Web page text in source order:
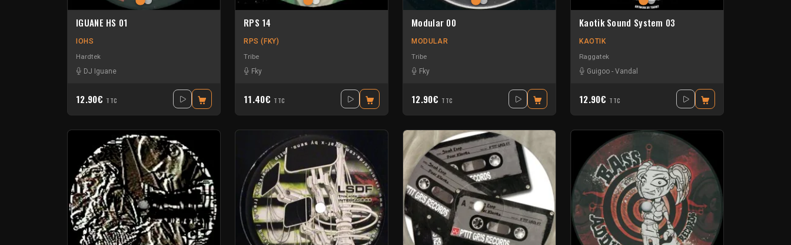
IGUANE HS 01
IOHS
Hardtek
DJ Iguane
12.90€ TTC
RPS 14
RPS (FKY)
Tribe
Fky
11.40€ TTC
Modular 00
MODULAR
Tribe
Fky
12.90€ TTC
Kaotik Sound System 03
KAOTIK
Raggatek
Guigoo - Vandal
12.90€ TTC